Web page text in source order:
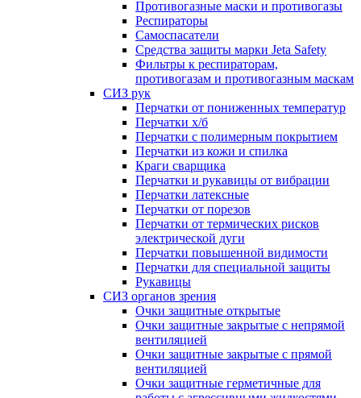
Противогазные маски и противогазы
Респираторы
Самоспасатели
Средства защиты марки Jeta Safety
Фильтры к респираторам,
противогазам и противогазным маскам
СИЗ рук
Перчатки от пониженных температур
Перчатки х/б
Перчатки с полимерным покрытием
Перчатки из кожи и спилка
Краги сварщика
Перчатки и рукавицы от вибрации
Перчатки латексные
Перчатки от порезов
Перчатки от термических рисков
электрической дуги
Перчатки повышенной видимости
Перчатки для специальной защиты
Рукавицы
СИЗ органов зрения
Очки защитные открытые
Очки защитные закрытые с непрямой
вентиляцией
Очки защитные закрытые с прямой
вентиляцией
Очки защитные герметичные для